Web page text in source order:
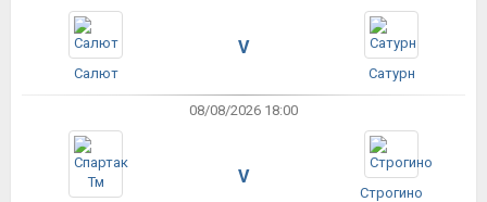
Салют
V
Сатурн
08/08/2026 18:00
V
Строгино